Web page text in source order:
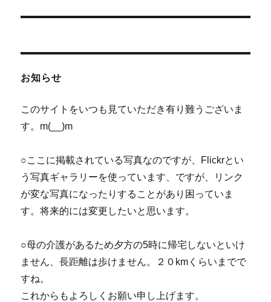
ビ
ョ
お知らせ
このサイトをいつも見ていただき有り難うございま
す。m(__)m
○ここに掲載されている写真なのですが、Flickrとい
う写真ギャラリーを使っています、ですが、リンク
が変な写真になったりすることがあり困っていま
す。将来的には変更したいと思います。
○母の介護があるため夕方の5時に帰宅しないといけ
ません、長距離は歩けません。２０kmくらいまでで
すね。
これからもよろしくお願い申し上げます。